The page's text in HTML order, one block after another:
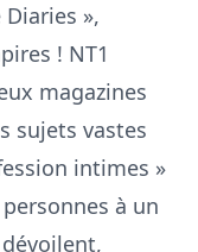
»,
! NT1
magazines
sujets vastes
intimes »
à un